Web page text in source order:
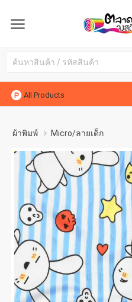
All Products
ผ้าพิมพ์ Micro/ลายเด็ก